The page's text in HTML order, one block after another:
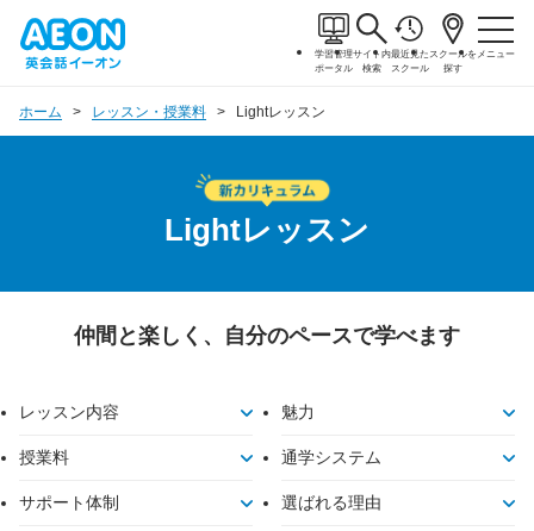
学習管理
ポータル
サイト内
検索
最近見た
スクール
スクールを
探す
メニュー
ホーム レッスン・授業料 Lightレッスン
Lightレッスン
仲間と楽しく、自分のペースで学べます
レッスン内容 魅力
授業料 通学システム
サポート体制 選ばれる理由